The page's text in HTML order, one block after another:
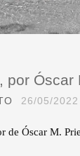
por Óscar
26/05/2022
de Óscar M.